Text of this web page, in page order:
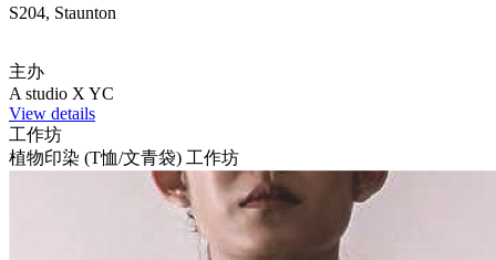
S204, Staunton
主办
A studio X YC
View details
工作坊
植物印染 (T恤/文青袋) 工作坊